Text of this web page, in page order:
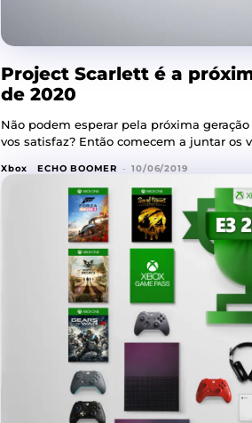
Project Scarlett é a
de 2020
Não podem esperar pela próxima
vos satisfaz? Então comecem a juntar os
Xbox ECHO BOOMER - 10/06/2019